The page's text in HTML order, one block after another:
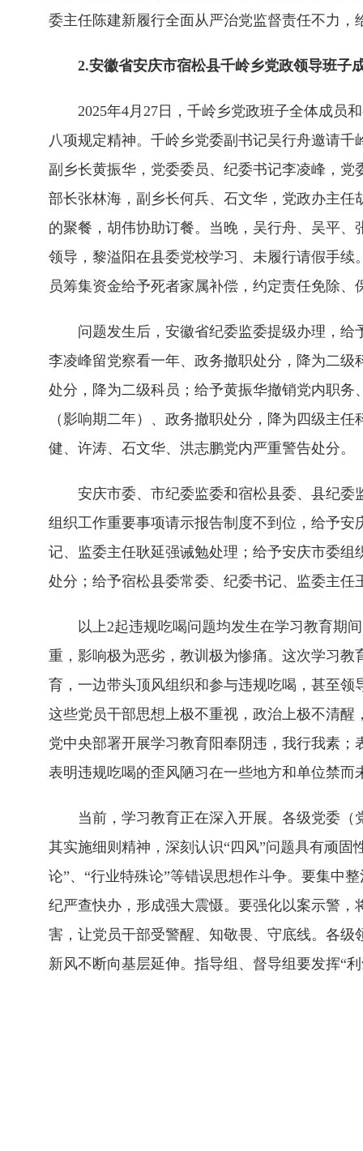
委主任陈建新履行全面从严治党监督责任不力，
2.安徽省安庆市宿松县千岭乡党政领导班子
2025年4月27日，千岭乡党政班子全体成员和
八项规定精神。千岭乡党委副书记吴行舟邀请
副乡长黄振华，党委委员、纪委书记李凌峰，
部长张林海，副乡长何兵、石文华，党政办主
的聚餐，胡伟协助订餐。当晚，吴行舟、吴平
领导，黎溢阳在县委党校学习、未履行请假手
员筹集资金给予死者家属补偿，约定责任免除
问题发生后，安徽省纪委监委提级办理，给
李凌峰留党察看一年、政务撤职处分，降为二
处分，降为二级科员；给予黄振华撤销党内职
（影响期二年）、政务撤职处分，降为四级主
健、许涛、石文华、洪志鹏党内严重警告处分。
安庆市委、市纪委监委和宿松县委、县纪委
组织工作重要事项请示报告制度不到位，给予
记、监委主任耿延强诫勉处理；给予安庆市委
处分；给予宿松县委常委、纪委书记、监委主
以上2起违规吃喝问题均发生在学习教育期间
重，影响极为恶劣，教训极为惨痛。这次学习
育，一边带头顶风组织和参与违规吃喝，甚至领
这些党员干部思想上极不重视，政治上极不清
党中央部署开展学习教育阳奉阴违，我行我素
表明违规吃喝的歪风陋习在一些地方和单位禁
当前，学习教育正在深入开展。各级党委（
其实施细则精神，深刻认识“四风”问题具有顽
论”、“行业特殊论”等错误思想作斗争。要集中
纪严查快办，形成强大震慑。要强化以案示警
害，让党员干部受警醒、知敬畏、守底线。各级
新风不断向基层延伸。指导组、督导组要发挥“